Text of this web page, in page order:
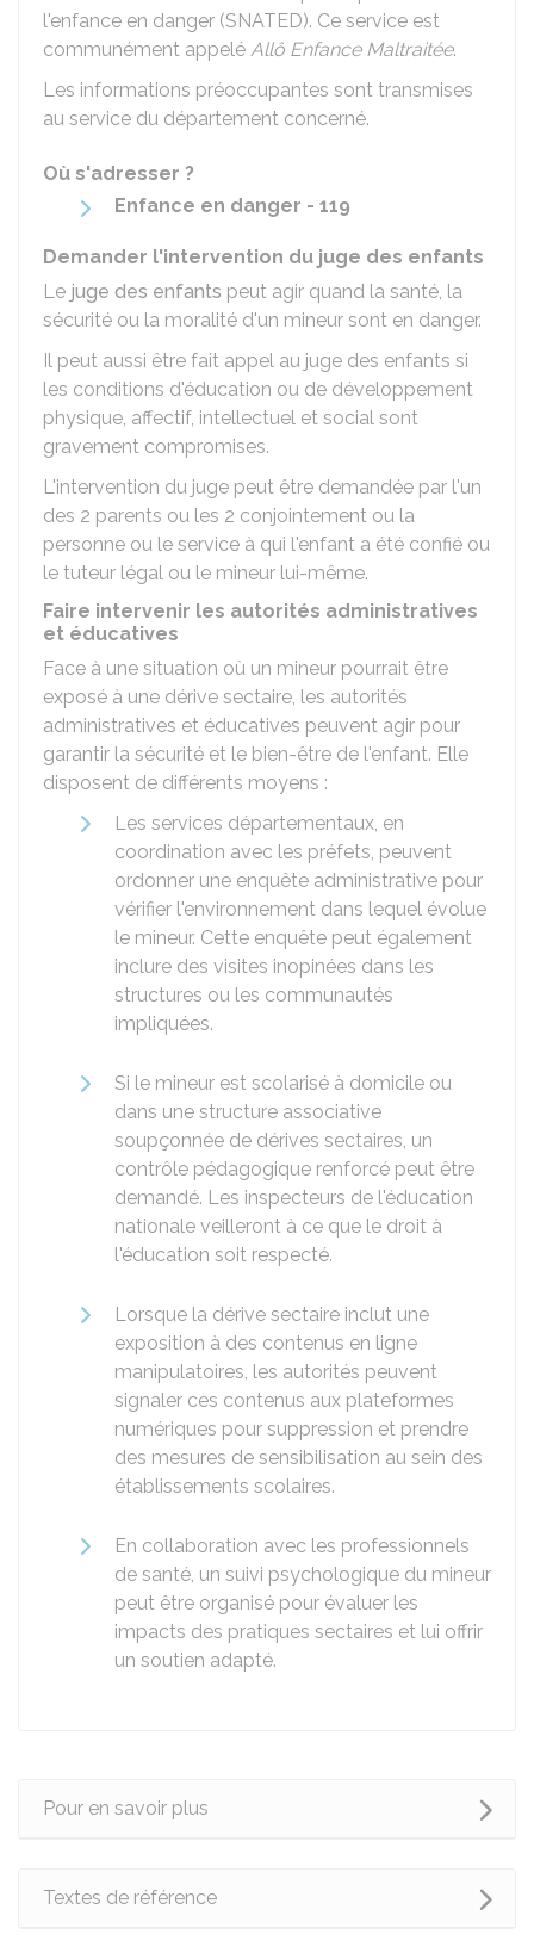
l'enfance en danger (SNATED). Ce service est
communément appelé Allô Enfance Maltraitée.
Les informations préoccupantes sont transmises
au service du département concerné.
Où s'adresser ?
Enfance en danger - 119
Demander l'intervention du juge des enfants
Le juge des enfants peut agir quand la santé, la
sécurité ou la moralité d'un mineur sont en danger.
Il peut aussi être fait appel au juge des enfants si
les conditions d'éducation ou de développement
physique, affectif, intellectuel et social sont
gravement compromises.
L'intervention du juge peut être demandée par l'un
des 2 parents ou les 2 conjointement ou la
personne ou le service à qui l'enfant a été confié ou
le tuteur légal ou le mineur lui-même.
Faire intervenir les autorités administratives
et éducatives
Face à une situation où un mineur pourrait être
exposé à une dérive sectaire, les autorités
administratives et éducatives peuvent agir pour
garantir la sécurité et le bien-être de l'enfant. Elle
disposent de différents moyens :
Les services départementaux, en
coordination avec les préfets, peuvent
ordonner une enquête administrative pour
vérifier l'environnement dans lequel évolue
le mineur. Cette enquête peut également
inclure des visites inopinées dans les
structures ou les communautés
impliquées.
Si le mineur est scolarisé à domicile ou
dans une structure associative
soupçonnée de dérives sectaires, un
contrôle pédagogique renforcé peut être
demandé. Les inspecteurs de l'éducation
nationale veilleront à ce que le droit à
l'éducation soit respecté.
Lorsque la dérive sectaire inclut une
exposition à des contenus en ligne
manipulatoires, les autorités peuvent
signaler ces contenus aux plateformes
numériques pour suppression et prendre
des mesures de sensibilisation au sein des
établissements scolaires.
En collaboration avec les professionnels
de santé, un suivi psychologique du mineur
peut être organisé pour évaluer les
impacts des pratiques sectaires et lui offrir
un soutien adapté.
Pour en savoir plus
Textes de référence